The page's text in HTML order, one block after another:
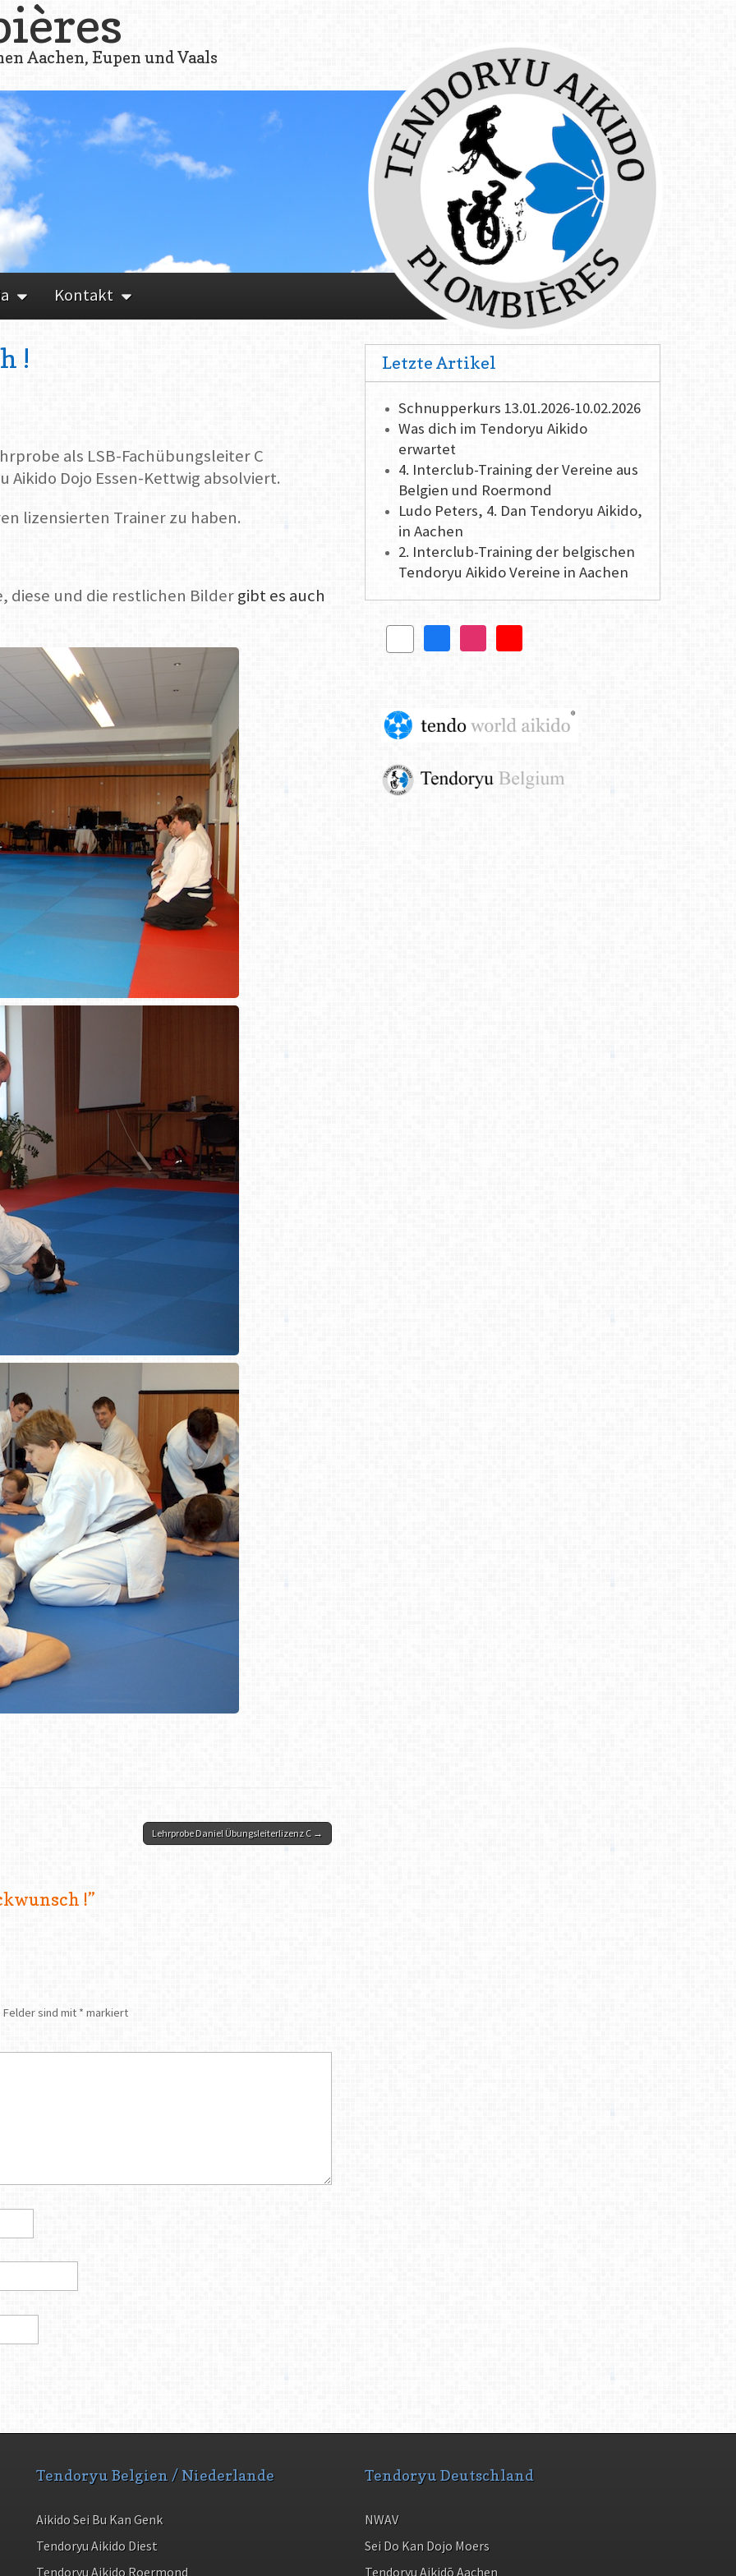
Aachen, Eupen und Vaals
Kontakt
!
als LSB-Fachübungsleiter C
Dojo Essen-Kettwig absolviert.
lizensierten Trainer zu haben.
diese und die restlichen Bildergibt es auch
Lehrprobe Daniel Übungsleiterlizenz C →
!”
sind mit * markiert
Letzte Artikel
Schnupperkurs 13.01.2026-10.02.2026
Was dich im Tendoryu Aikido
erwartet
4. Interclub-Training der Vereine aus
Belgien und Roermond
Ludo Peters, 4. Dan Tendoryu Aikido,
in Aachen
2. Interclub-Training der belgischen
Tendoryu Aikido Vereine in Aachen
Tendoryu Belgien / Niederlande
Aikido Sei Bu Kan Genk
Tendoryu Aikido Diest
Tendoryu Aikido Roermond
Tendoryu Deutschland
NWAV
Sei Do Kan Dojo Moers
Tendoryu Aikidō Aachen